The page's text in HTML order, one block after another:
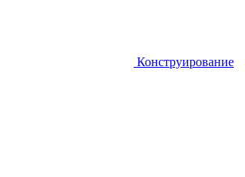
Конструирование